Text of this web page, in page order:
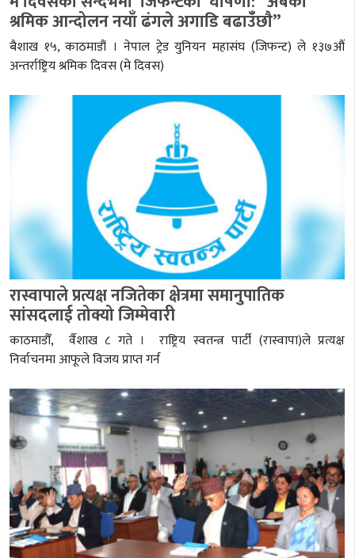
श्रमिक आन्दोलन नयाँ ढंगले अगाडि बढाउँँछाै”
बैशाख १५, काठमाडौं । नेपाल ट्रेड युनियन महासंघ (जिफन्ट) ले १३७औं
अन्तर्राष्ट्रिय श्रमिक दिवस (मे दिवस)
रास्वापाले प्रत्यक्ष नजितेका क्षेत्रमा समानुपातिक
सांसदलाई तोक्यो जिम्मेवारी
काठमाडौँ, र्वैशाख ८ गते । राष्ट्रिय स्वतन्त्र पार्टी (रास्वापा)ले प्रत्यक्ष
निर्वाचनमा आफूले विजय प्राप्त गर्न